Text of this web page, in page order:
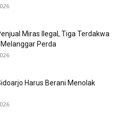
Miras Ilegal, Tiga Terdakwa
Perda
Harus Berani Menolak